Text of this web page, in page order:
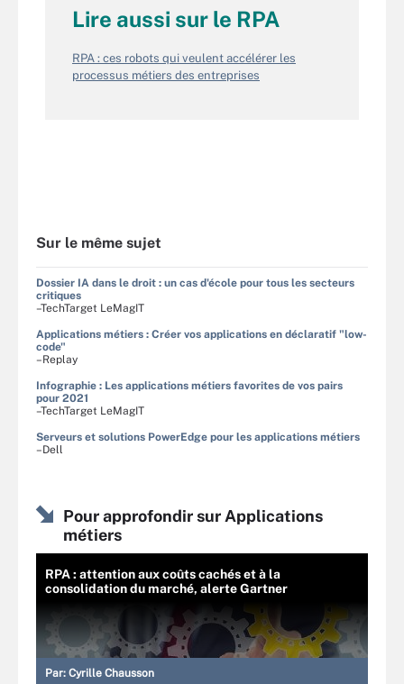
Lire aussi sur le RPA
RPA : ces robots qui veulent accélérer les
processus métiers des entreprises
Sur le même sujet
Dossier IA dans le droit : un cas d'école pour tous les secteurs
critiques
–TechTarget LeMagIT
Applications métiers : Créer vos applications en déclaratif "low-
code"
–Replay
Infographie : Les applications métiers favorites de vos pairs
pour 2021
–TechTarget LeMagIT
Serveurs et solutions PowerEdge pour les applications métiers
–Dell
Pour approfondir sur Applications
métiers
RPA : attention aux coûts cachés et à la
consolidation du marché, alerte Gartner
Par: Cyrille Chausson